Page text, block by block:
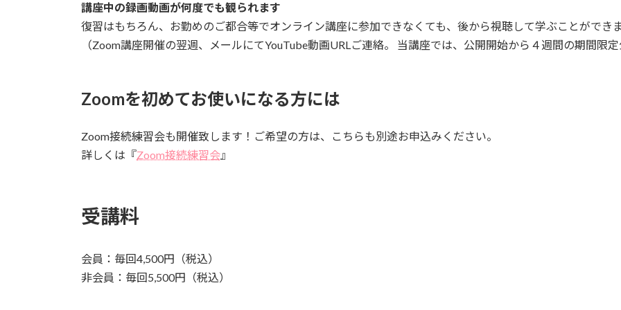
講座中の録画動画が何度でも観られます
復習はもちろん、お勤めのご都合等でオンライン講座に参加できなくても、後から視聴して学ぶことができ
（Zoom講座開催の翌週、メールにてYouTube動画URLご連絡。 当講座では、公開開始から４週間の期間限定
Zoomを初めてお使いになる方には
Zoom接続練習会も開催致します！ご希望の方は、こちらも別途お申込みください。
詳しくは『Zoom接続練習会』
受講料
会員：毎回4,500円（税込）
非会員：毎回5,500円（税込）